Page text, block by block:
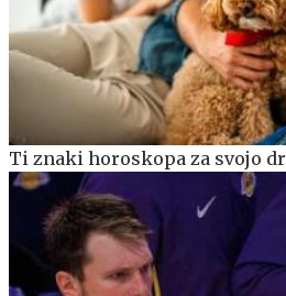
Ti znaki horoskopa za svojo